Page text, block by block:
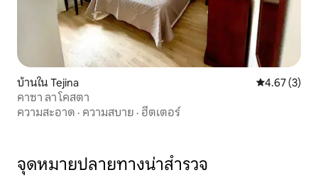
บ้านใน Tejina คะแนนเฉลี่ย
4.67 (3)
คาซา ลา โคสตา
ความสะอาด · ความสบาย · ฮีตเตอร์
จุดหมายปลายทางน่าสำรวจ